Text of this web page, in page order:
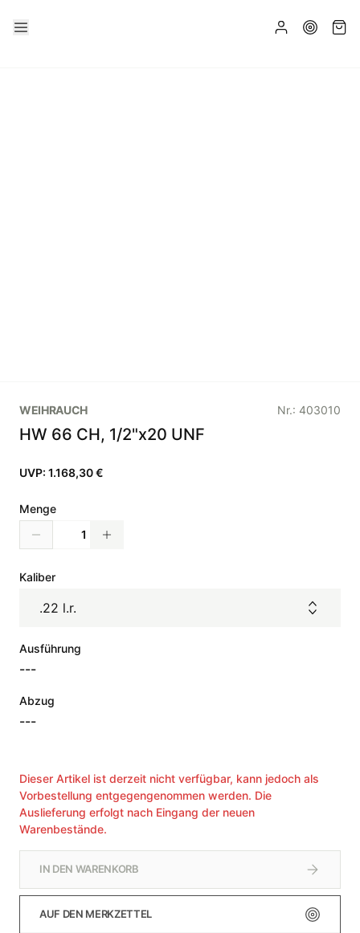
WEIHRAUCH Nr.: 403010
HW 66 CH, 1/2"x20 UNF
UVP: 1.168,30 €
Menge
Kaliber
.22 l.r.
Ausführung
---
Abzug
---
Dieser Artikel ist derzeit nicht verfügbar, kann jedoch als
Vorbestellung entgegengenommen werden. Die
Auslieferung erfolgt nach Eingang der neuen
Warenbestände.
IN DEN WARENKORB
AUF DEN MERKZETTEL